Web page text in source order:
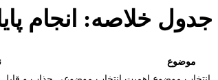
جدول خلاصه: انجام
موضوع